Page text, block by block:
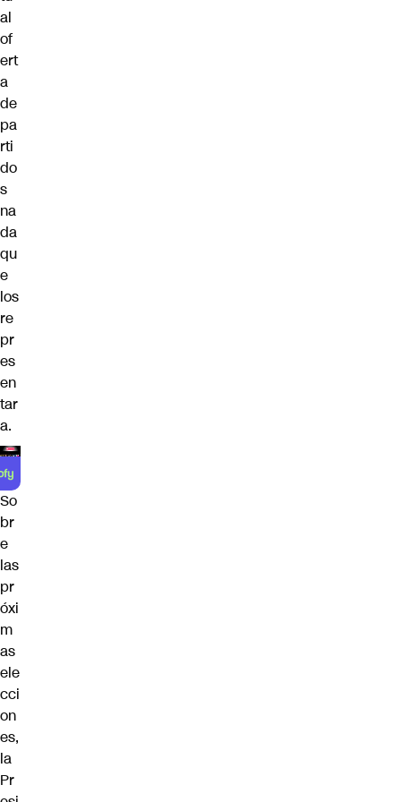
al
of
ert
a
de
pa
rti
do
s
na
da
qu
e
los
re
pr
es
en
tar
a.
So
br
e
las
pr
óxi
m
as
ele
cci
on
es,
la
Pr